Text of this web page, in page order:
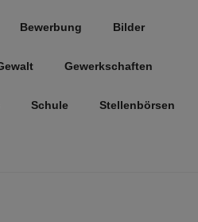
Bewerbung Bilder
Gewerkschaften
Schule Stellenbörsen